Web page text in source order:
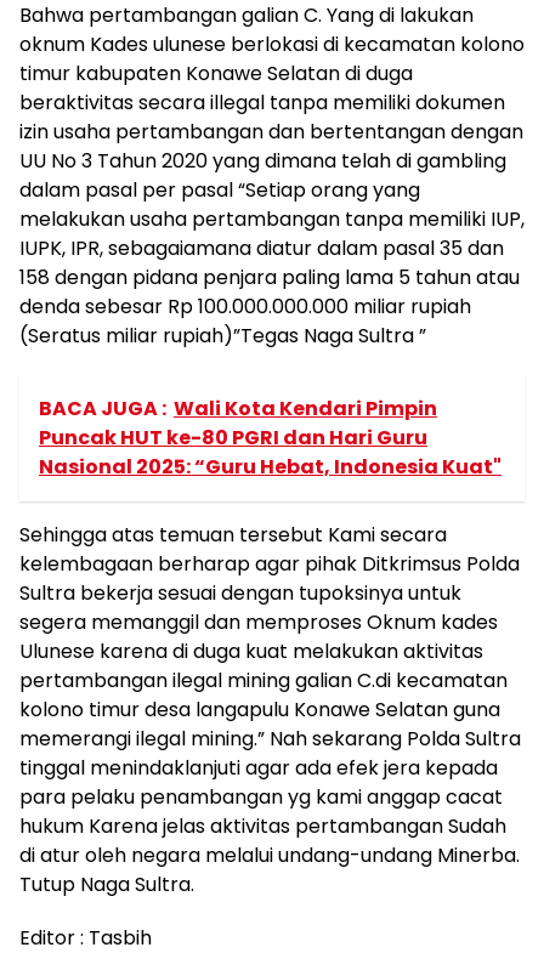
Bahwa pertambangan galian C. Yang di lakukan
oknum Kades ulunese berlokasi di kecamatan kolono
timur kabupaten Konawe Selatan di duga
beraktivitas secara illegal tanpa memiliki dokumen
izin usaha pertambangan dan bertentangan dengan
UU No 3 Tahun 2020 yang dimana telah di gambling
dalam pasal per pasal “Setiap orang yang
melakukan usaha pertambangan tanpa memiliki IUP,
IUPK, IPR, sebagaiamana diatur dalam pasal 35 dan
158 dengan pidana penjara paling lama 5 tahun atau
denda sebesar Rp 100.000.000.000 miliar rupiah
(Seratus miliar rupiah)”Tegas Naga Sultra ”
BACA JUGA : Wali Kota Kendari Pimpin
Puncak HUT ke-80 PGRI dan Hari Guru
Nasional 2025: “Guru Hebat, Indonesia Kuat"
Sehingga atas temuan tersebut Kami secara
kelembagaan berharap agar pihak Ditkrimsus Polda
Sultra bekerja sesuai dengan tupoksinya untuk
segera memanggil dan memproses Oknum kades
Ulunese karena di duga kuat melakukan aktivitas
pertambangan ilegal mining galian C.di kecamatan
kolono timur desa langapulu Konawe Selatan guna
memerangi ilegal mining.” Nah sekarang Polda Sultra
tinggal menindaklanjuti agar ada efek jera kepada
para pelaku penambangan yg kami anggap cacat
hukum Karena jelas aktivitas pertambangan Sudah
di atur oleh negara melalui undang-undang Minerba.
Tutup Naga Sultra.
Editor : Tasbih